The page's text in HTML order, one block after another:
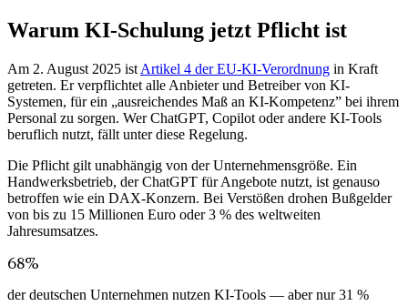
Warum KI-Schulung jetzt Pflicht ist
Am 2. August 2025 ist Artikel 4 der EU-KI-Verordnung in Kraft
getreten. Er verpflichtet alle Anbieter und Betreiber von KI-
Systemen, für ein „ausreichendes Maß an KI-Kompetenz” bei ihrem
Personal zu sorgen. Wer ChatGPT, Copilot oder andere KI-Tools
beruflich nutzt, fällt unter diese Regelung.
Die Pflicht gilt unabhängig von der Unternehmensgröße. Ein
Handwerksbetrieb, der ChatGPT für Angebote nutzt, ist genauso
betroffen wie ein DAX-Konzern. Bei Verstößen drohen Bußgelder
von bis zu 15 Millionen Euro oder 3 % des weltweiten
Jahresumsatzes.
68%
der deutschen Unternehmen nutzen KI-Tools — aber nur 31 %